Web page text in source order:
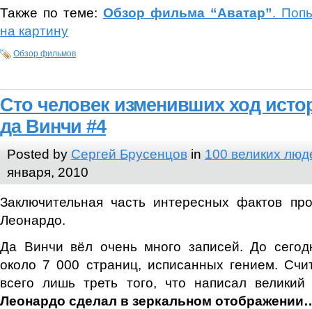
Также по теме: Обзор фильма “Аватар”.
на картину
Обзор фильмов
Сто человек изменивших ход
да Винчи #4
Posted by Сергей Брусенцовin 100 великих
января, 2010
Заключительная часть интересных фактов
Леонардо.
Да Винчи вёл очень много записей. До
около 7 000 страниц, исписанных гением.
всего лишь треть того, что написал
Леонардо сделал в зеркальном